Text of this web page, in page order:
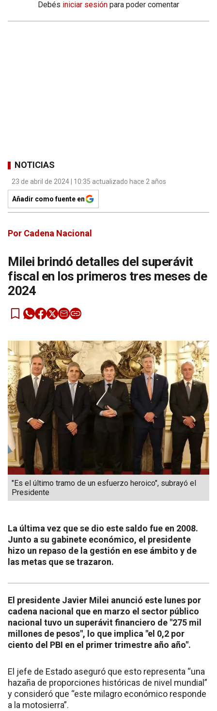
Debés iniciar sesión para poder comentar
NOTICIAS
23 de abril de 2024 | 10:35 actualizado hace 2 años
Añadir como fuente en
Por Cadena Nacional
Milei brindó detalles del superávit
fiscal en los primeros tres meses de
2024
"Es el último tramo de un esfuerzo heroico", subrayó el
Presidente
La última vez que se dio este saldo fue en 2008.
Junto a su gabinete económico, el presidente
hizo un repaso de la gestión en ese ámbito y de
las metas que se trazaron.
El presidente Javier Milei anunció este lunes por
cadena nacional que en marzo el sector público
nacional tuvo un superávit financiero de "275 mil
millones de pesos", lo que implica "el 0,2 por
ciento del PBI en el primer trimestre año año".
El jefe de Estado aseguró que esto representa “una
hazaña de proporciones históricas de nivel mundial”
y consideró que “este milagro económico responde
a la motosierra”.